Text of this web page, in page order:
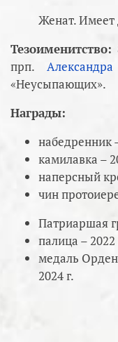
Женат. Имеет
Тезоименитство:
прп.
«Неусыпающих».
Награды:
набедренник
камилавка –
наперсный
чин
Патриаршая
палица – 2022
медаль
2024 г.